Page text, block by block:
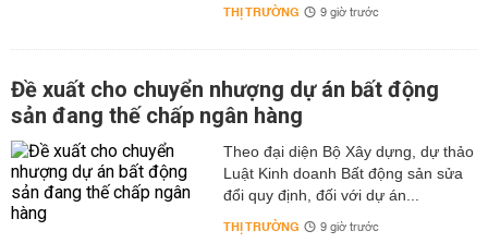
THỊ TRƯỜNG 9 giờ trước
Đề xuất cho chuyển nhượng dự án bất động
sản đang thế chấp ngân hàng
Theo đại diện Bộ Xây dựng, dự thảo
Luật Kinh doanh Bất động sản sửa
đổi quy định, đối với dự án...
THỊ TRƯỜNG 9 giờ trước